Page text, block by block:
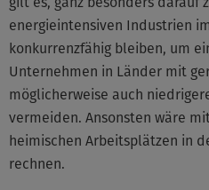
energieintensiven Industrien
konkurrenzfähig bleiben, um
Unternehmen in Länder mit
möglicherweise auch
vermeiden. Ansonsten wäre
heimischen Arbeitsplätzen in
rechnen.